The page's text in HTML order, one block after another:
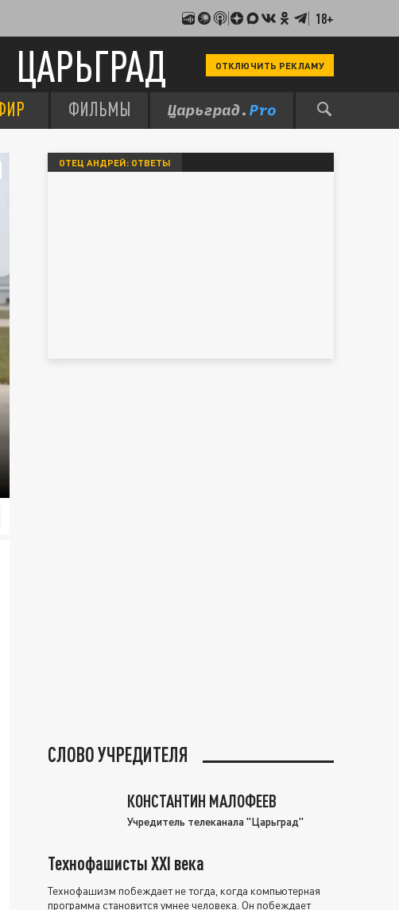
18+
ЦАРЬГРАД ОТКЛЮЧИТЬ РЕКЛАМУ
ФИЛЬМЫ
ОТЕЦ АНДРЕЙ: ОТВЕТЫ
СЛОВО УЧРЕДИТЕЛЯ
КОНСТАНТИН МАЛОФЕЕВ
Учредитель телеканала "Царьград"
Технофашисты XXI века
Технофашизм побеждает не тогда, когда компьютерная
программа становится умнее человека. Он побеждает